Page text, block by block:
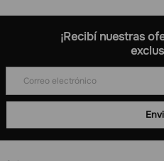
Venta online